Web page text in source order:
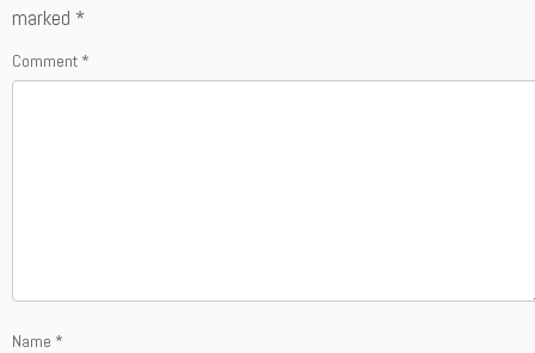
marked *
Comment *
Name *